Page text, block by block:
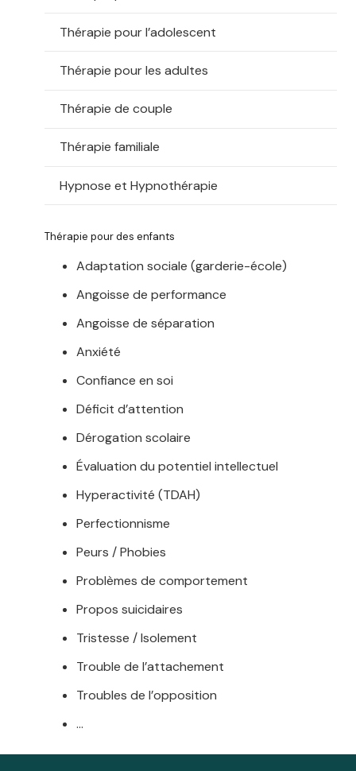
Thérapie pour l’adolescent
Thérapie pour les adultes
Thérapie de couple
Thérapie familiale
Hypnose et Hypnothérapie
Thérapie pour des enfants
Adaptation sociale (garderie-école)
Angoisse de performance
Angoisse de séparation
Anxiété
Confiance en soi
Déficit d’attention
Dérogation scolaire
Évaluation du potentiel intellectuel
Hyperactivité (TDAH)
Perfectionnisme
Peurs / Phobies
Problèmes de comportement
Propos suicidaires
Tristesse / Isolement
Trouble de l’attachement
Troubles de l’opposition
…